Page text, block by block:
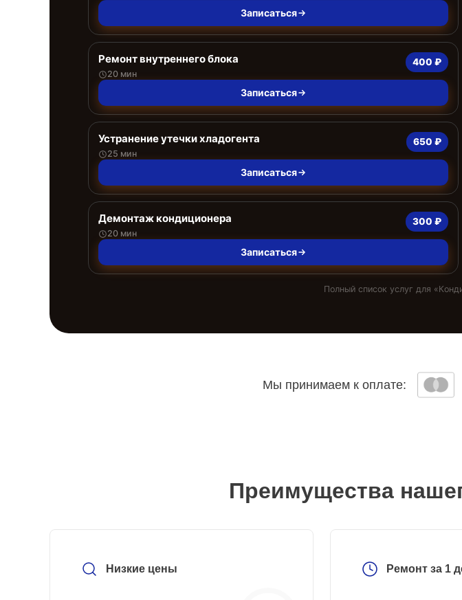
Записаться
Ремонт внутреннего блока
20 мин
400 ₽
Записаться
Устранение утечки хладогента
25 мин
650 ₽
Записаться
Демонтаж кондиционера
20 мин
300 ₽
Записаться
Полный список услуг для «
Мы принимаем к оплате:
Преимущества
Низкие цены Ремонт за 1